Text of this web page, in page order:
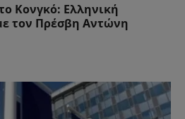
Κονγκό: Ελληνική
τον Πρέσβη Αντώνη